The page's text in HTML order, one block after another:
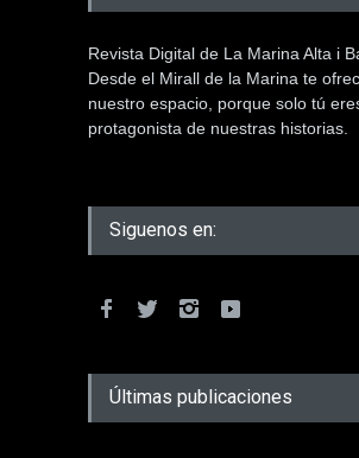
Revista Digital de La Marina Alta i
Desde el Mirall de la Marina te
nuestro espacio, porque solo tú
protagonista de nuestras historias.
Siguenos en:
Últimas publicaciones